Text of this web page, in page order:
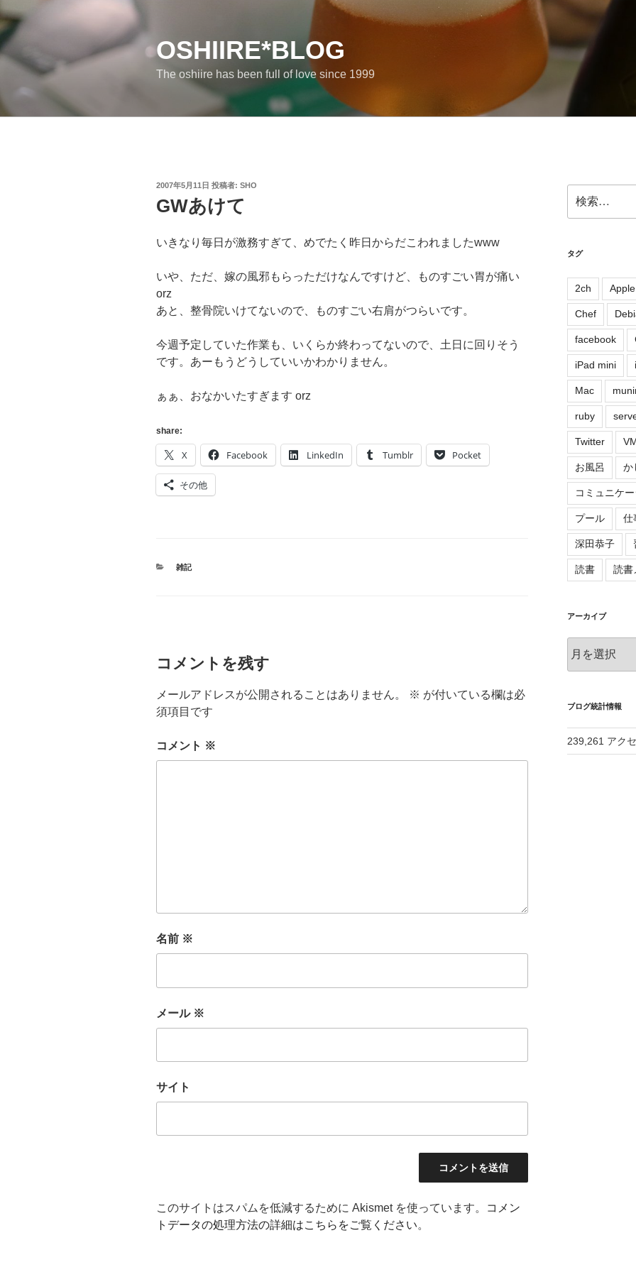
コ
ン
テ
ン
ス
OSHIIRE*BLOG
The oshiire has been full of love since 1999
投
日:
2007年5月11日 投稿者: SHO
GWあけて
いきなり毎日が激務すぎて、めでたく昨日からだこわれましたwww
いや、ただ、嫁の風邪もらっただけなんですけど、ものすごい胃が痛い
orz
あと、整骨院いけてないので、ものすごい右肩がつらいです。
今週予定していた作業も、いくらか終わってないので、土日に回りそう
です。あーもうどうしていいかわかりません。
ぁぁ、おなかいたすぎます orz
share:
X Facebook LinkedIn Tumblr Pocket
その他
カ
雑記
コメントを残す
メールアドレスが公開されることはありません。 ※ が付いている欄は必
須項目です
コメント ※
名前 ※
メール ※
サイト
このサイトはスパムを低減するために Akismet を使っています。
コメン
トデータの処理方法の詳細はこちらをご覧ください。
索:
タグ
2ch Apple
Chef
facebook
iPad mini
Mac
ruby
Twitter
お風呂 か
コミュニケ
プール 仕
深田恭子
読書 読書
アーカイブ
ー
ブ
ブログ統計情報
239,261 アク